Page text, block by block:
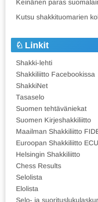
Keinänen paras
Kutsu shakkituomarien
Linkit
Shakki-lehti
Shakkiliitto Facebookissa
ShakkiNet
Tasaselo
Suomen tehtäväniekat
Suomen Kirjeshakkiliitto
Maailman Shakkiliitto
Euroopan Shakkiliitto ECU
Helsingin Shakkiliitto
Chess Results
Selolista
Elolista
Selo- ja